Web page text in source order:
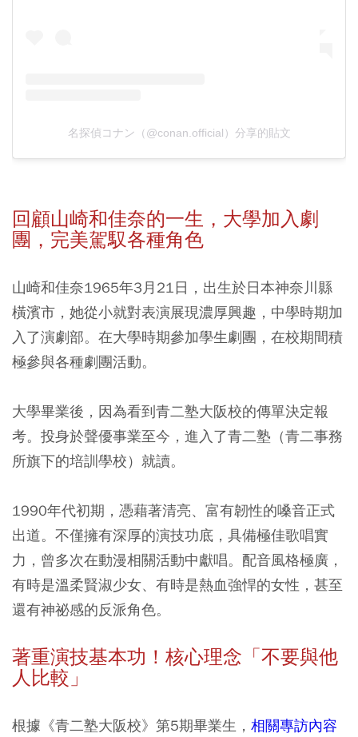
名探偵コナン（@conan.official）分享的貼文
回顧山崎和佳奈的一生，大學加入劇
團，完美駕馭各種角色
山崎和佳奈1965年3月21日，出生於日本神奈川縣
橫濱市，她從小就對表演展現濃厚興趣，中學時期加
入了演劇部。在大學時期參加學生劇團，在校期間積
極參與各種劇團活動。
大學畢業後，因為看到青二塾大阪校的傳單決定報
考。投身於聲優事業至今，進入了青二塾（青二事務
所旗下的培訓學校）就讀。
1990年代初期，憑藉著清亮、富有韌性的嗓音正式
出道。不僅擁有深厚的演技功底，具備極佳歌唱實
力，曾多次在動漫相關活動中獻唱。配音風格極廣，
有時是溫柔賢淑少女、有時是熱血強悍的女性，甚至
還有神祕感的反派角色。
著重演技基本功！核心理念「不要與他
人比較」
根據《青二塾大阪校》第5期畢業生， 相關專訪內容